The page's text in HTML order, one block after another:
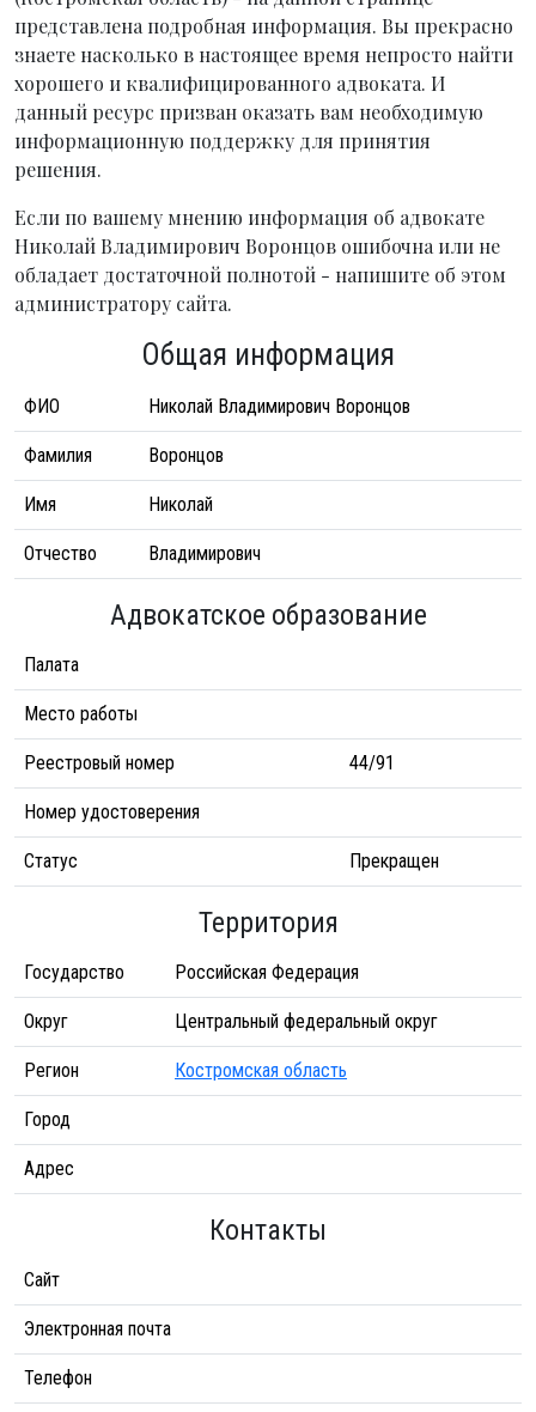
представлена подробная информация. Вы прекрасно
знаете насколько в настоящее время непросто найти
хорошего и квалифицированного адвоката. И
данный ресурс призван оказать вам необходимую
информационную поддержку для принятия
решения.
Если по вашему мнению информация об адвокате
Николай Владимирович Воронцов ошибочна или не
обладает достаточной полнотой - напишите об этом
администратору сайта.
Общая информация
ФИО Николай Владимирович Воронцов
Фамилия Воронцов
Имя Николай
Отчество Владимирович
Адвокатское образование
Палата
Место работы
Реестровый номер 44/91
Номер удостоверения
Статус Прекращен
Территория
Государство Российская Федерация
Округ Центральный федеральный округ
Регион Костромская область
Город
Адрес
Контакты
Сайт
Электронная почта
Телефон